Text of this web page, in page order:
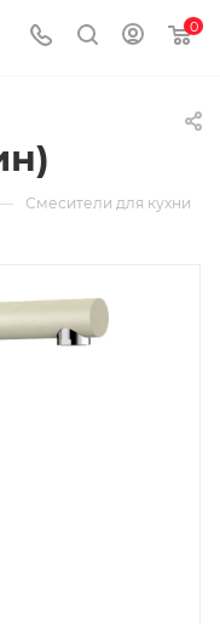
0
Смесители для кухни